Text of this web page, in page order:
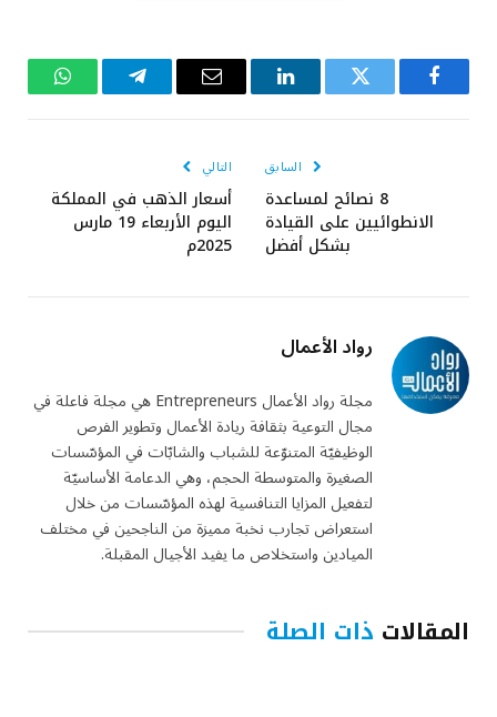
فيسبوك تويتر لينكدإن
البريد
تيلقرام واتساب
السابق
8 نصائح لمساعدة
الانطوائيين على القيادة
بشكل أفضل
التالي
أسعار الذهب في المملكة
اليوم الأربعاء 19 مارس
2025م
رواد الأعمال
مجلة رواد الأعمال Entrepreneurs هي مجلة فاعلة في
مجال التوعية بثقافة ريادة الأعمال وتطوير الفرص
الوظيفيّة المتنوّعة للشباب والشابّات في المؤسّسات
الصغيرة والمتوسطة الحجم، وهي الدعامة الأساسيّة
لتفعيل المزايا التنافسية لهذه المؤسّسات من خلال
استعراض تجارب نخبة مميزة من الناجحين في مختلف
الميادين واستخلاص ما يفيد الأجيال المقبلة.
المقالات ذات الصلة